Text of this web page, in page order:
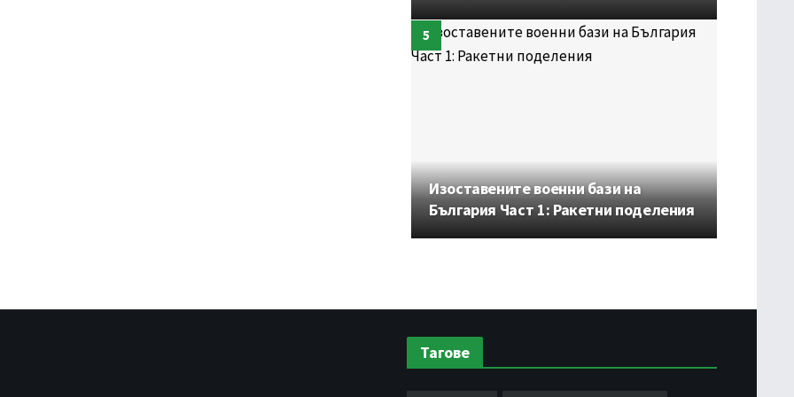
Изоставените военни бази на
България Част 1: Ракетни поделения
Тагове